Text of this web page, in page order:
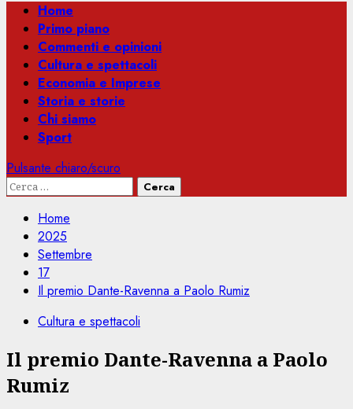
Menu
principale
Home
Primo piano
Commenti e opinioni
Cultura e spettacoli
Economia e Imprese
Storia e storie
Chi siamo
Sport
Pulsante chiaro/scuro
Ricerca
Home
2025
Settembre
17
Il premio Dante-Ravenna a Paolo Rumiz
Cultura e spettacoli
Il premio Dante-Ravenna a Paolo
Rumiz